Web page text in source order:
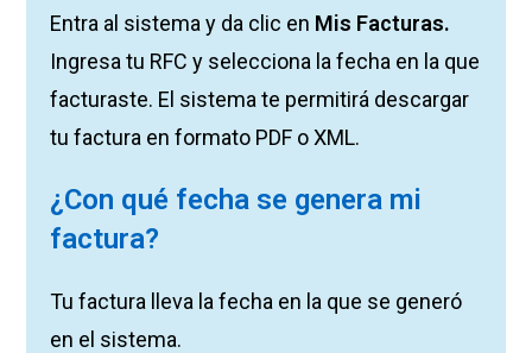
Entra al sistema y da clic en Mis Facturas.
Ingresa tu RFC y selecciona la fecha en la que
facturaste. El sistema te permitirá descargar
tu factura en formato PDF o XML.
¿Con qué fecha se genera mi
factura?
Tu factura lleva la fecha en la que se generó
en el sistema.